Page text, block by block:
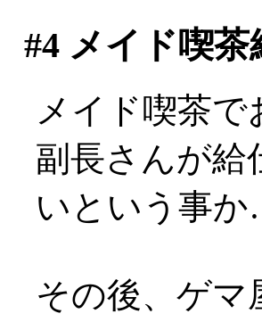
#4メイド喫茶
メイド喫茶で
副長さんが給
いという事か
その後、ゲマ